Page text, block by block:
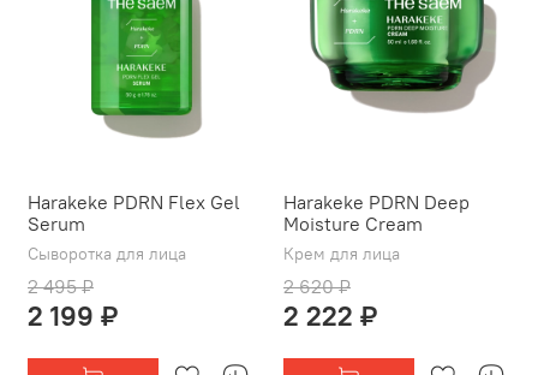
Harakeke PDRN Flex Gel
Serum
Сыворотка для лица
2 495 ₽
2 199 ₽
Harakeke PDRN Deep
Moisture Cream
Крем для лица
2 620 ₽
2 222 ₽